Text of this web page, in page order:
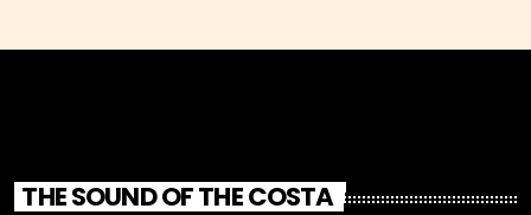
THE SOUND OF THE COSTA